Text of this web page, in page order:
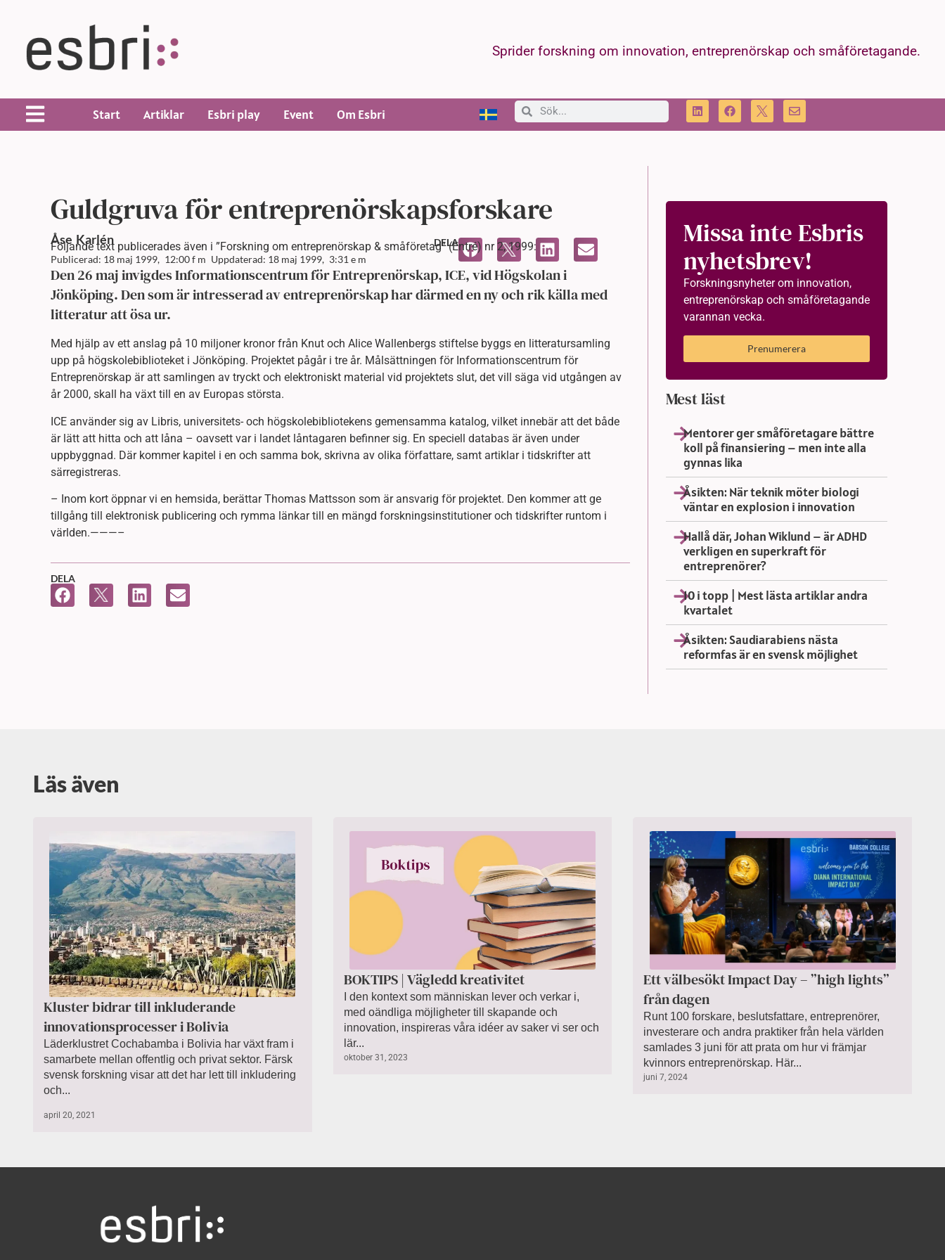
Sprider forskning om innovation, entreprenörskap och småföretagande.
Start Artiklar Esbri play Event Om Esbri
Guldgruva för entreprenörskapsforskare
Åse Karlén
Publicerad: 18 maj 1999, 12:00 f m Uppdaterad: 18 maj 1999, 3:31 e m
DELA
Följande text publicerades även i ”Forskning om entreprenörskap & småföretag” (Entré) nr 2, 1999:
Den 26 maj invigdes Informationscentrum för Entreprenörskap, ICE, vid Högskolan i
Jönköping. Den som är intresserad av entreprenörskap har därmed en ny och rik källa med
litteratur att ösa ur.
Med hjälp av ett anslag på 10 miljoner kronor från Knut och Alice Wallenbergs stiftelse byggs en litteratursamling
upp på högskolebiblioteket i Jönköping. Projektet pågår i tre år. Målsättningen för Informationscentrum för
Entreprenörskap är att samlingen av tryckt och elektroniskt material vid projektets slut, det vill säga vid utgången av
år 2000, skall ha växt till en av Europas största.
ICE använder sig av Libris, universitets- och högskolebibliotekens gemensamma katalog, vilket innebär att det både
är lätt att hitta och att låna – oavsett var i landet låntagaren befinner sig. En speciell databas är även under
uppbyggnad. Där kommer kapitel i en och samma bok, skrivna av olika författare, samt artiklar i tidskrifter att
särregistreras.
– Inom kort öppnar vi en hemsida, berättar Thomas Mattsson som är ansvarig för projektet. Den kommer att ge
tillgång till elektronisk publicering och rymma länkar till en mängd forskningsinstitutioner och tidskrifter runtom i
världen.———–
DELA
Missa inte Esbris
nyhetsbrev!
Forskningsnyheter om innovation,
entreprenörskap och småföretagande
varannan vecka.
Prenumerera
Mest läst
Mentorer ger småföretagare bättre
koll på finansiering – men inte alla
gynnas lika
Åsikten: När teknik möter biologi
väntar en explosion i innovation
Hallå där, Johan Wiklund – är ADHD
verkligen en superkraft för
entreprenörer?
10 i topp | Mest lästa artiklar andra
kvartalet
Åsikten: Saudiarabiens nästa
reformfas är en svensk möjlighet
Läs även
Kluster bidrar till inkluderande
innovationsprocesser i Bolivia
Läderklustret Cochabamba i Bolivia har växt fram i
samarbete mellan offentlig och privat sektor. Färsk
svensk forskning visar att det har lett till inkludering
och...
april 20, 2021
BOKTIPS | Vägledd kreativitet
I den kontext som människan lever och verkar i,
med oändliga möjligheter till skapande och
innovation, inspireras våra idéer av saker vi ser och
lär...
oktober 31, 2023
Ett välbesökt Impact Day – ”high lights”
från dagen
Runt 100 forskare, beslutsfattare, entreprenörer,
investerare och andra praktiker från hela världen
samlades 3 juni för att prata om hur vi främjar
kvinnors entreprenörskap. Här...
juni 7, 2024